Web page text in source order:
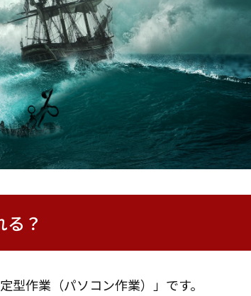
？
型作業（パソコン作業）」です。